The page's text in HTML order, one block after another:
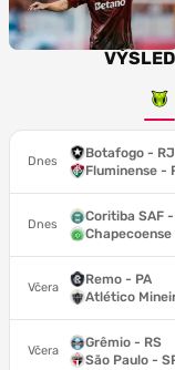
Dnes
Botafogo - RJ
Fluminense -
Dnes
Coritiba SAF -
Chapecoense
Včera
Remo - PA
Atlético
Včera
Grêmio - RS
São Paulo -